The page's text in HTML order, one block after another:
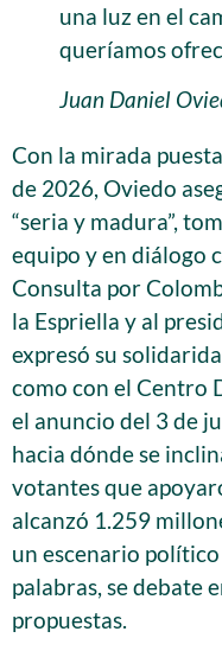
una luz en el
queríamos
Juan Daniel
Con la mirada
de 2026, Oviedo
“seria y madura”,
equipo y en diálogo
Consulta por
la Espriella y al
expresó su
como con el Centro
el anuncio del 3 de
hacia dónde se
votantes que
alcanzó 1.259
un escenario
palabras, se debate
propuestas.